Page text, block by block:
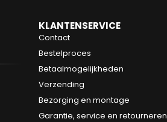
KLANTENSERVICE
Contact
Bestelproces
Betaalmogelijkheden
Verzending
Bezorging en montage
Garantie, service en retourneren